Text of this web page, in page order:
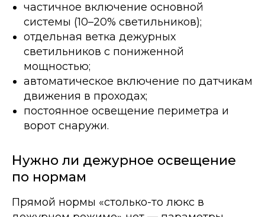
частичное включение основной
системы (10–20% светильников);
отдельная ветка дежурных
светильников с пониженной
мощностью;
автоматическое включение по датчикам
движения в проходах;
постоянное освещение периметра и
ворот снаружи.
Нужно ли дежурное освещение
по нормам
Прямой нормы «столько-то люкс в